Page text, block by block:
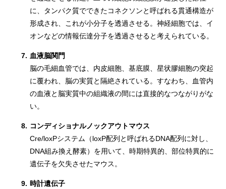
に、タンパク質でできたコネクソンと呼ばれる貫通構造が
形成され、これが小分子を透過させる。神経細胞では、イ
オンなどの情報伝達分子を透過させると考えられている。
7. 血液脳関門
脳の毛細血管では、内皮細胞、基底膜、星状膠細胞の突起
に覆われ、脳の実質と隔絶されている。すなわち、血管内
の血液と脳実質中の組織液の間には直接的なつながりがな
い。
8. コンディショナルノックアウトマウス
Cre/loxPシステム（loxP配列と呼ばれるDNA配列に対し、
DNA組み換え酵素）を用いて、時期特異的、部位特異的に
遺伝子を欠失させたマウス。
9. 時計遺伝子